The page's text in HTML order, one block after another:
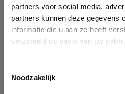
partners voor social media,
partners kunnen deze gegevens
informatie die u aan ze heeft
verzameld op basis van uw
Noodzakelijk
Please fill in your
You can search a company in our
enterprise ID. When a company is
form. If you don't find your company in
Bekijk details